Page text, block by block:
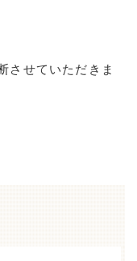
させていただきま